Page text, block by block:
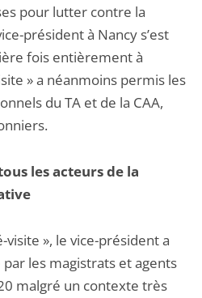
pour lutter contre la
président à Nancy s’est
fois entièrement à
» a néanmoins permis les
du TA et de la CAA,
les acteurs de la
», le vice-président a
les magistrats et agents
malgré un contexte très